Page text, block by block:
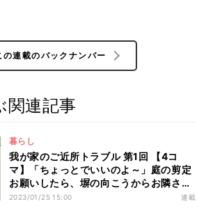
の連載のバックナンバー
関連記事
暮らし
我が家のご近所トラブル 第1回 【4コ
マ】「ちょっとでいいのよ～」庭の剪定
お願いしたら、塀の向こうからお隣さん
が…
2023/01/25 15:00 連載